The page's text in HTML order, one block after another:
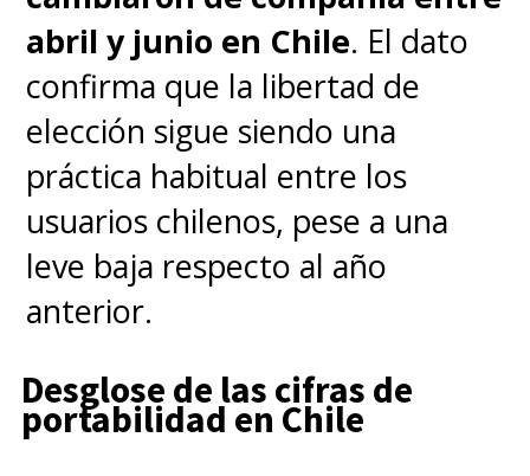
abril y junio en Chile. El dato
confirma que la libertad de
elección sigue siendo una
práctica habitual entre los
usuarios chilenos, pese a una
leve baja respecto al año
anterior.
Desglose de las cifras de
portabilidad en Chile